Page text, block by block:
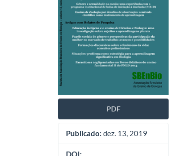
PDF
Publicado: dez. 13, 2019
DOI: